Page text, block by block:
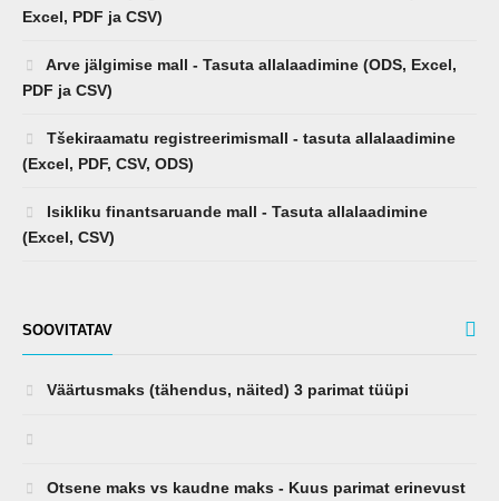
Excel, PDF ja CSV)
Arve jälgimise mall - Tasuta allalaadimine (ODS, Excel,
PDF ja CSV)
Tšekiraamatu registreerimismall - tasuta allalaadimine
(Excel, PDF, CSV, ODS)
Isikliku finantsaruande mall - Tasuta allalaadimine
(Excel, CSV)
SOOVITATAV
Väärtusmaks (tähendus, näited) 3 parimat tüüpi
Otsene maks vs kaudne maks - Kuus parimat erinevust